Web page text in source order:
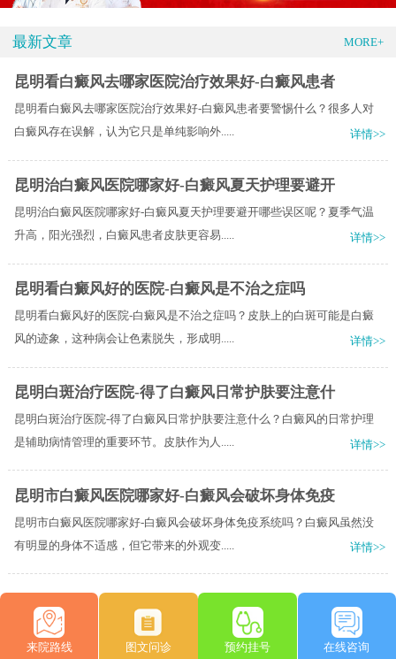
最新文章 MORE+
昆明看白癜风去哪家医院治疗效果好-白癜风患者
昆明看白癜风去哪家医院治疗效果好-白癜风患者要警惕什么？很多人对
白癜风存在误解，认为它只是单纯影响外.....
详情>>
昆明治白癜风医院哪家好-白癜风夏天护理要避开
昆明治白癜风医院哪家好-白癜风夏天护理要避开哪些误区呢？夏季气温
升高，阳光强烈，白癜风患者皮肤更容易.....
详情>>
昆明看白癜风好的医院-白癜风是不治之症吗
昆明看白癜风好的医院-白癜风是不治之症吗？皮肤上的白斑可能是白癜
风的迹象，这种病会让色素脱失，形成明.....
详情>>
昆明白斑治疗医院-得了白癜风日常护肤要注意什
昆明白斑治疗医院-得了白癜风日常护肤要注意什么？白癜风的日常护理
是辅助病情管理的重要环节。皮肤作为人.....
详情>>
昆明市白癜风医院哪家好-白癜风会破坏身体免疫
昆明市白癜风医院哪家好-白癜风会破坏身体免疫系统吗？白癜风虽然没
有明显的身体不适感，但它带来的外观变.....
详情>>
来院路线 图文问诊 预约挂号 在线咨询